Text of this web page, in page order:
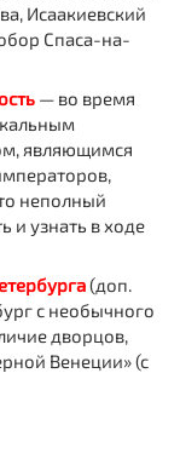
Исаакиевский
Спаса-на-
— во время
являющимся
неполный
и узнать в ходе
(доп.
с необычного
дворцов,
Венеции» (с